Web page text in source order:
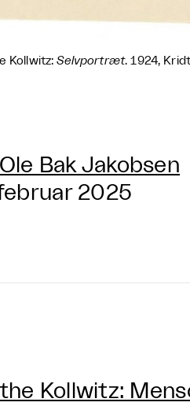
Kollwitz:Selvportræt. 1924,
Ole Bak Jakobsen
2025
Kollwitz: